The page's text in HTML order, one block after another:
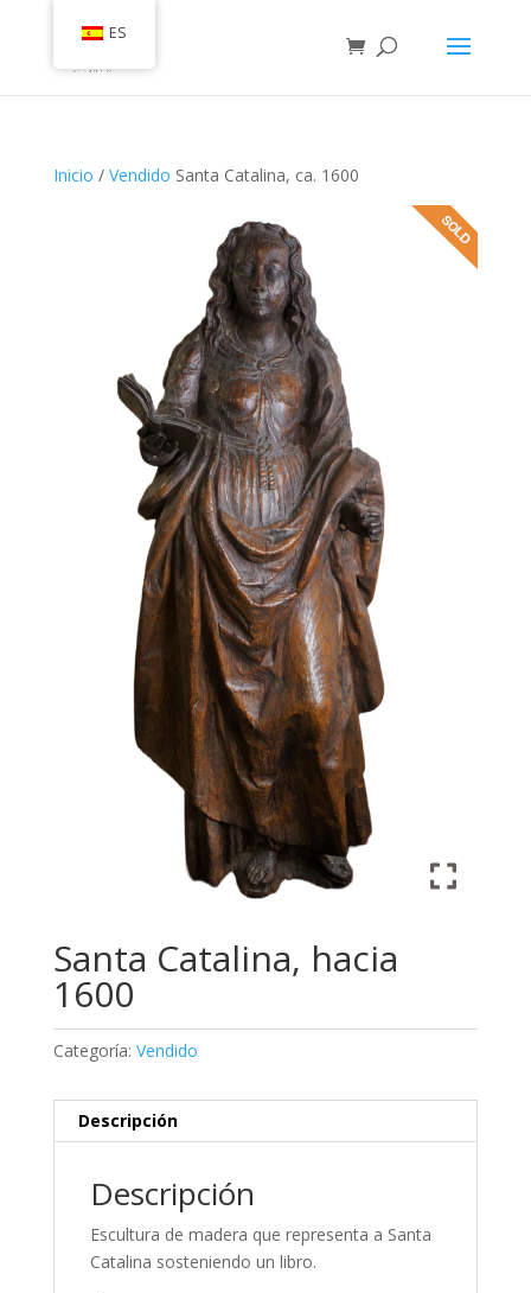
Inicio / Vendido Santa Catalina, ca. 1600
Santa Catalina, hacia
1600
Categoría: Vendido
Descripción
Descripción
Escultura de madera que representa a Santa
Catalina sosteniendo un libro.
ES